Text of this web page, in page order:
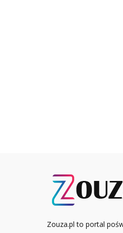
Zouza.pl to portal